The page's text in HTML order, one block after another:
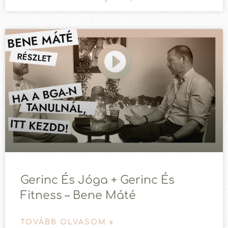
Gerinc És Jóga + Gerinc És
Fitness – Bene Máté
TOVÁBB OLVASOM »